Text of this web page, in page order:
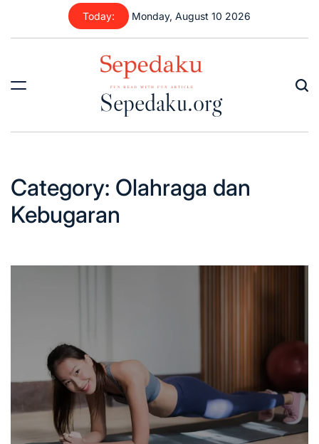
content
Today: Monday, August 10 2026
Sepedaku.org
Category: Olahraga dan
Kebugaran